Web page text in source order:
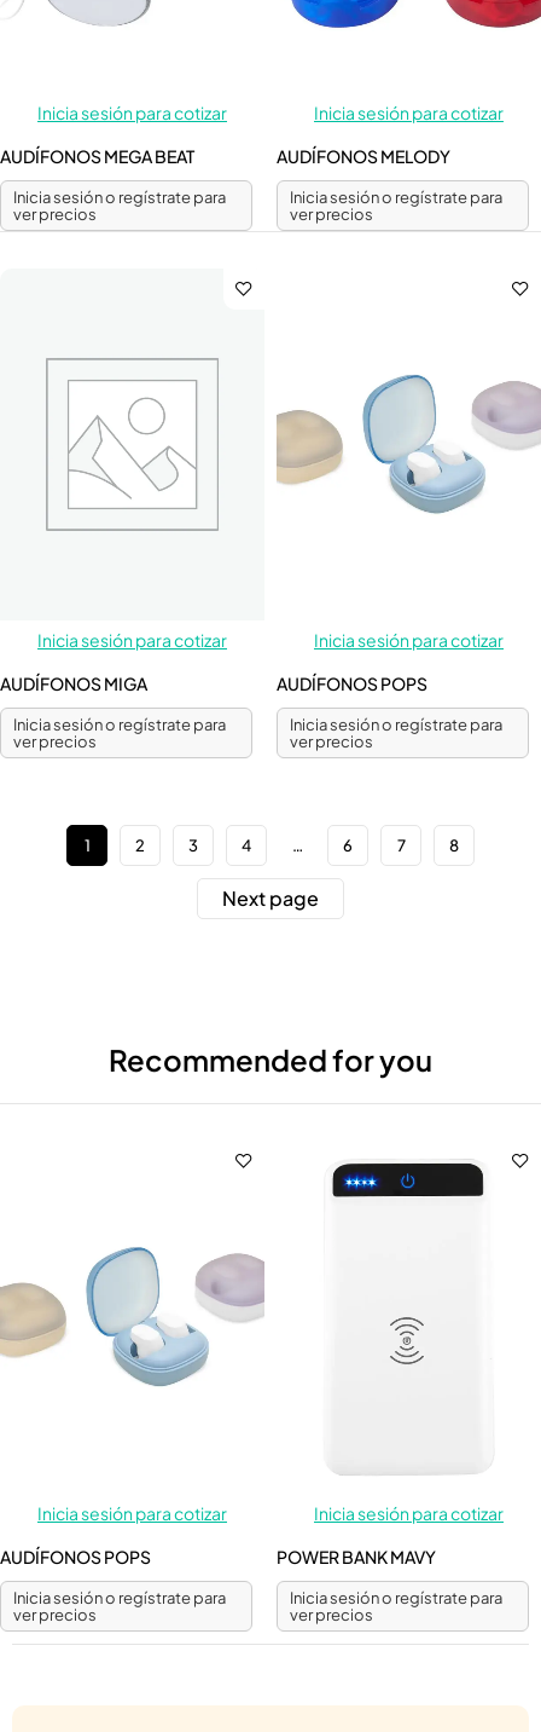
Inicia sesión para cotizar
AUDÍFONOS MEGA BEAT
Inicia sesión o regístrate para
ver precios
Inicia sesión para cotizar
AUDÍFONOS MELODY
Inicia sesión o regístrate para
ver precios
Inicia sesión para cotizar
AUDÍFONOS MIGA
Inicia sesión o regístrate para
ver precios
Inicia sesión para cotizar
AUDÍFONOS POPS
Inicia sesión o regístrate para
ver precios
1 2 3 4 … 6 7 8
Next page
Recommended for you
Inicia sesión para cotizar
AUDÍFONOS POPS
Inicia sesión o regístrate para
ver precios
Inicia sesión para cotizar
POWER BANK MAVY
Inicia sesión o regístrate para
ver precios